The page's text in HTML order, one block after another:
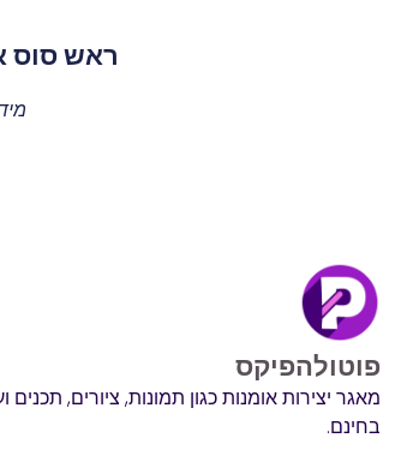
ראש סוס
פוטולהפיקס
מאגר יצירות אומנות כגון תמונות, ציורים, תכנים
בחינם.